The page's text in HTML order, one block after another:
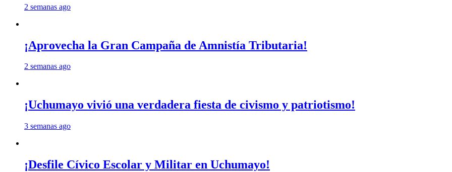
2 semanas ago
¡Aprovecha la Gran Campaña de Amnistía Tributaria!
2 semanas ago
¡Uchumayo vivió una verdadera fiesta de civismo y patriotismo!
3 semanas ago
¡Desfile Cívico Escolar y Militar en Uchumayo!